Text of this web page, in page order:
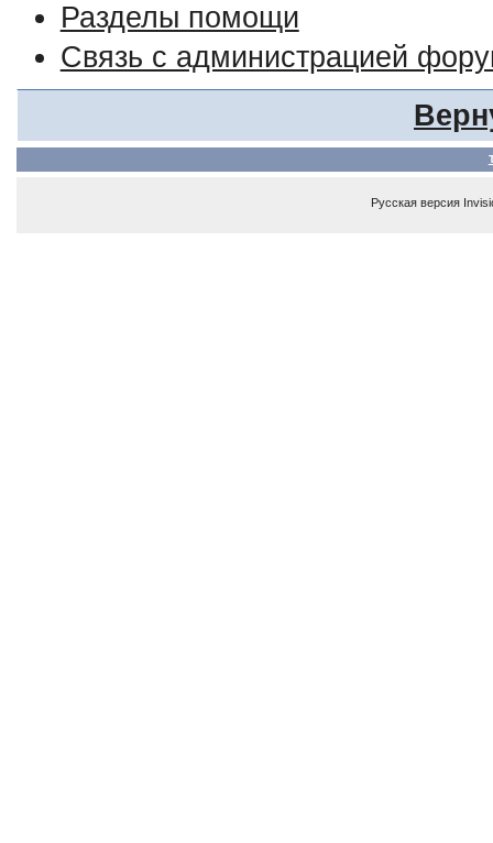
Разделы помощи
Связь с администрацией
Русская версия